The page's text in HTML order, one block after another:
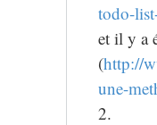
todo-
et il y a
(http://
une-
2.